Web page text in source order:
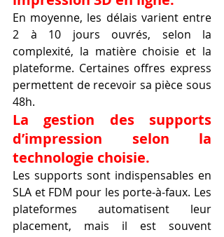
En moyenne, les délais varient entre
2 à 10 jours ouvrés, selon la
complexité, la matière choisie et la
plateforme. Certaines offres express
permettent de recevoir sa pièce sous
48h.
La gestion des supports
d’impression selon la
technologie choisie.
Les supports sont indispensables en
SLA et FDM pour les porte-à-faux. Les
plateformes automatisent leur
placement, mais il est souvent